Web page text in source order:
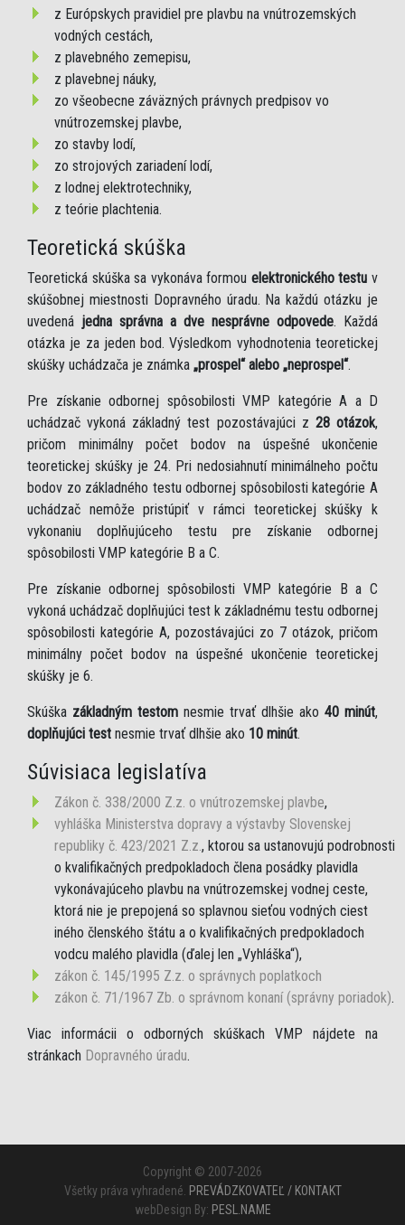
z Európskych pravidiel pre plavbu na vnútrozemských
vodných cestách,
z plavebného zemepisu,
z plavebnej náuky,
zo všeobecne záväzných právnych predpisov vo
vnútrozemskej plavbe,
zo stavby lodí,
zo strojových zariadení lodí,
z lodnej elektrotechniky,
z teórie plachtenia.
Teoretická skúška
Teoretická skúška sa vykonáva formou elektronického testu v
skúšobnej miestnosti Dopravného úradu. Na každú otázku je
uvedená jedna správna a dve nesprávne odpovede. Každá
otázka je za jeden bod. Výsledkom vyhodnotenia teoretickej
skúšky uchádzača je známka „prospel“ alebo „neprospel“.
Pre získanie odbornej spôsobilosti VMP kategórie A a D
uchádzač vykoná základný test pozostávajúci z 28 otázok,
pričom minimálny počet bodov na úspešné ukončenie
teoretickej skúšky je 24. Pri nedosiahnutí minimálneho počtu
bodov zo základného testu odbornej spôsobilosti kategórie A
uchádzač nemôže pristúpiť v rámci teoretickej skúšky k
vykonaniu doplňujúceho testu pre získanie odbornej
spôsobilosti VMP kategórie B a C.
Pre získanie odbornej spôsobilosti VMP kategórie B a C
vykoná uchádzač doplňujúci test k základnému testu odbornej
spôsobilosti kategórie A, pozostávajúci zo 7 otázok, pričom
minimálny počet bodov na úspešné ukončenie teoretickej
skúšky je 6.
Skúška základným testom nesmie trvať dlhšie ako 40 minút,
doplňujúci test nesmie trvať dlhšie ako 10 minút.
Súvisiaca legislatíva
Zákon č. 338/2000 Z.z. o vnútrozemskej plavbe,
vyhláška Ministerstva dopravy a výstavby Slovenskej
republiky č. 423/2021 Z.z., ktorou sa ustanovujú podrobnosti
o kvalifikačných predpokladoch člena posádky plavidla
vykonávajúceho plavbu na vnútrozemskej vodnej ceste,
ktorá nie je prepojená so splavnou sieťou vodných ciest
iného členského štátu a o kvalifikačných predpokladoch
vodcu malého plavidla (ďalej len „Vyhláška“),
zákon č. 145/1995 Z.z. o správnych poplatkoch
zákon č. 71/1967 Zb. o správnom konaní (správny poriadok).
Viac informácii o odborných skúškach VMP nájdete na
stránkach Dopravného úradu.
Copyright © 2007-2026
Všetky práva vyhradené. PREVÁDZKOVATEĽ / KONTAKT
webDesign By: PESL.NAME